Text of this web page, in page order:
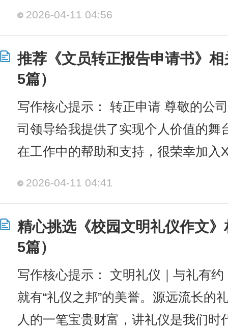
2026-04-11 04:56
推荐《文员转正报告申请书》
5篇）
写作核心提示： 转正申请 尊敬的公
司领导给我提供了实现个人价值的舞
在工作中的帮助和支持，很荣幸加入
2026-04-11 04:41
精心挑选《校园文明礼仪作文
5篇）
写作核心提示： 文明礼仪｜与礼有
就有“礼仪之邦”的美誉。源远流长的
人的一笔宝贵财富，讲礼仪是我们时